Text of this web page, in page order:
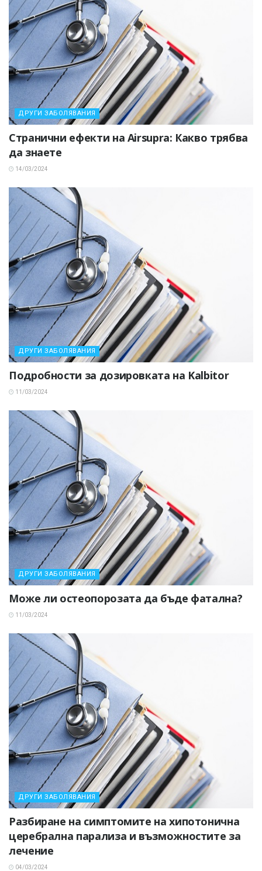
ДРУГИ ЗАБОЛЯВАНИЯ
Странични ефекти на Airsupra: Какво трябва
да знаете
14/03/2024
ДРУГИ ЗАБОЛЯВАНИЯ
Подробности за дозировката на Kalbitor
11/03/2024
ДРУГИ ЗАБОЛЯВАНИЯ
Може ли остеопорозата да бъде фатална?
11/03/2024
ДРУГИ ЗАБОЛЯВАНИЯ
Разбиране на симптомите на хипотонична
церебрална парализа и възможностите за
лечение
04/03/2024